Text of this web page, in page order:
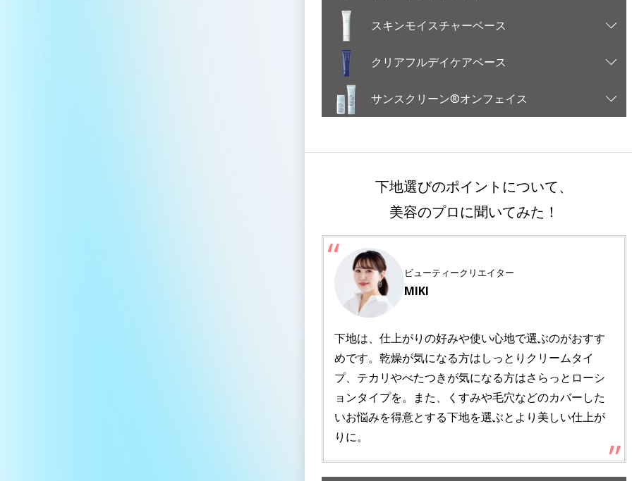
スキンモイスチャーベース
クリアフルデイケアベース
サンスクリーン®オンフェイス
下地選びのポイントについて、
美容のプロに聞いてみた！
ビューティークリエイター
MIKI
下地は、仕上がりの好みや使い心地で選ぶのがおすす
めです。乾燥が気になる方はしっとりクリームタイ
プ、テカリやべたつきが気になる方はさらっとローシ
ョンタイプを。また、くすみや毛穴などのカバーした
いお悩みを得意とする下地を選ぶとより美しい仕上が
りに。